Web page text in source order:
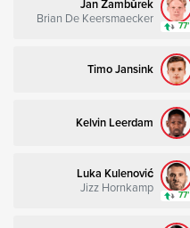
Jan Žambůrek
Brian De Keersmaecker
77’
Timo Jansink
Kelvin Leerdam
Luka Kulenović
Jizz Hornkamp
77’